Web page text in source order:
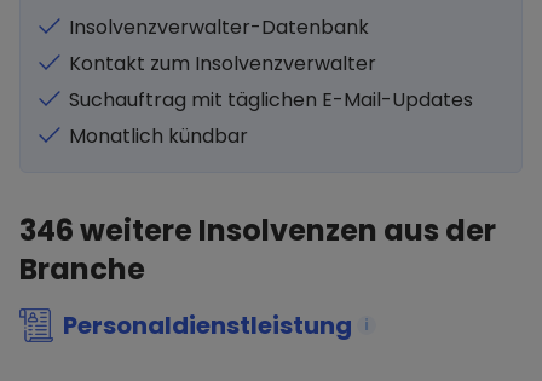
Insolvenzverwalter-Datenbank
Kontakt zum Insolvenzverwalter
Suchauftrag mit täglichen E-Mail-Updates
Monatlich kündbar
346weitere Insolvenzen aus der
Branche
Personaldienstleistung i